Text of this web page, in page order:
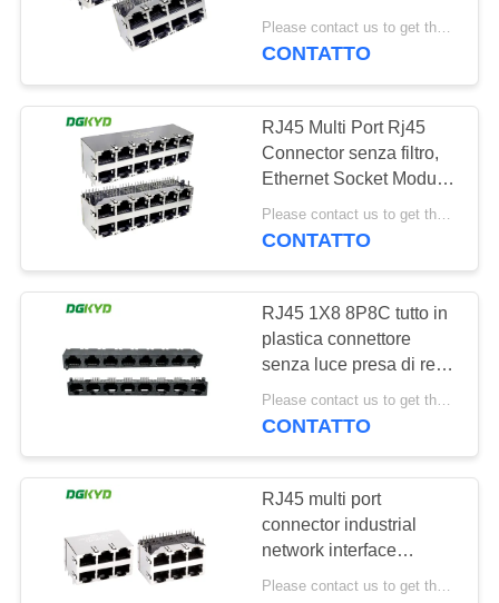
RJ45 con il
trasformatore
64
RJ45 SMD
39
Ethernet Socket
Please contact us to get the latest price. MOQ:1 pezzo
CONTATTO
RJ45 Multi Port Rj45
Connector senza filtro,
Ethernet Socket Modular
Interface
CONTATTO
RJ45 1X8 8P8C tutto in
plastica connettore
senza luce presa di rete
DGKYD561888IWA1DY1022
Please contact us to get the latest price. MOQ:1 pezzo
CONTATTO
RJ45 multi port
connector industrial
network interface
network port socket
Please contact us to get the latest price. MOQ:1 pezzo